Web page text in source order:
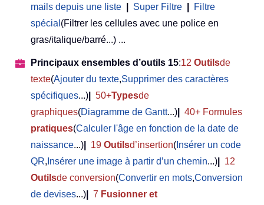
mails depuis une liste
Super Filtre
Filtre
spécial (Filtrer les cellules avec une police en
gras/italique/barré...) ...
Principaux ensembles d’outils 15:12 Outilsde
texte(Ajouter du texte,Supprimer des caractères
spécifiques...) 50+Typesde
graphiques(Diagramme de Gantt...)
40+ Formules
pratiques(Calculer l'âge en fonction de la date de
naissance...) 19 Outilsd’insertion( Insérer un code
QR, Insérer une image à partir d’un chemin...)
12
Outilsde conversion(Convertir en mots,Conversion
de devises...) 7 Fusionner et